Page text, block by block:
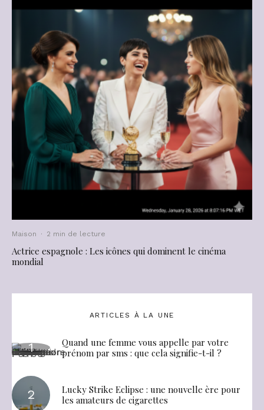
Maison · 2 min de lecture
Actrice espagnole : Les icônes qui dominent le cinéma
mondial
ARTICLES À LA UNE
Quand une femme vous appelle par votre
prénom par sms : que cela signifie-t-il ?
Lucky Strike Eclipse : une nouvelle ère pour
les amateurs de cigarettes